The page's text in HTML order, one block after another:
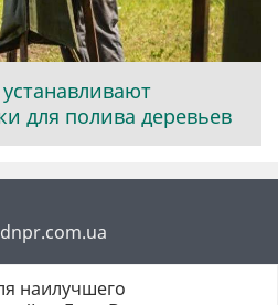
для полива деревьев
наилучшего